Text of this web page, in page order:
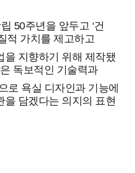
50주년을 앞두고 ‘건
적 가치를 제고하고
을 지향하기 위해 제작됐
독보적인 기술력과
로 욕실 디자인과 기능에
을 담겠다는 의지의 표현